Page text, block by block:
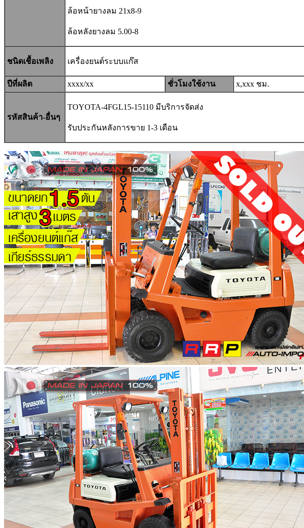
ล้อหน้ายางลม 21x8-9
ล้อหลังยางลม 5.00-8
ชนิดเชื้อเพลิง เครื่องยนต์ระบบแก๊ส
ปีที่ผลิต xxxx/xx ชั่วโมงใช้งาน x,xxx ชม.
รหัสสินค้า-อื่นๆ
TOYOTA-4FGL15-15110 มีบริการจัดส่ง
รับประกันหลังการขาย 1-3 เดือน